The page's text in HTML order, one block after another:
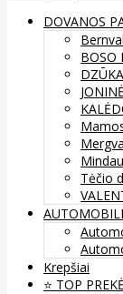
DOVANOS
BOSO
Tėčio
Krepšiai
⭐️ TOP